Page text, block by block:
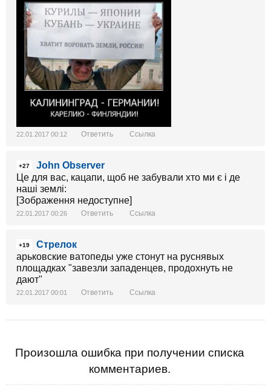
22.01.2017 00:12 Ответить Ссылка
+27
John Observer
Це для вас, кацапи, щоб не забували хто ми є і де
наші землі:
[Зображення недоступне]
22.01.2017 00:26 Ответить Ссылка
+19
Стрелок
арьковские ватопеды уже стонут на руснявых
площадках "завезли западенцев, продохнуть не
дают"
22.01.2017 00:01 Ответить Ссылка
Произошла ошибка при получении списка
комментариев.